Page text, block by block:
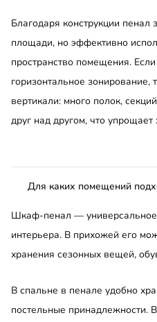
Благодаря конструкции
площади, но эффективно
пространство помещения.
горизонтальное зонирование,
вертикали: много полок,
друг над другом, что
Для каких помещений
Шкаф-пенал —
интерьера. В прихожей его
хранения сезонных вещей,
В спальне в пенале удобно
постельные принадлежности.